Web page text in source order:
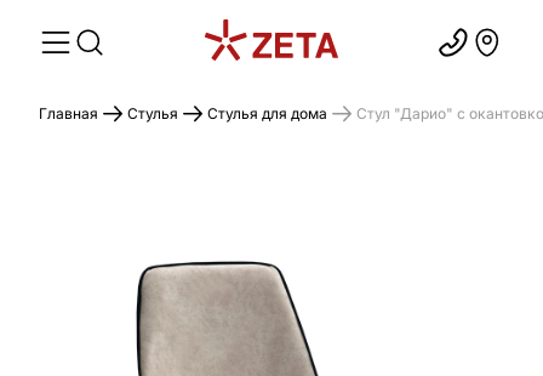
Главная Стулья Стулья для дома Стул "Дарио" с